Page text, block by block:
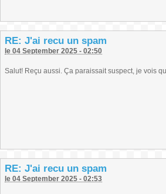
RE: J'ai recu un spam
le 04 September 2025 - 02:50
Salut! Reçu aussi. Ça paraissait suspect, je vois
RE: J'ai recu un spam
le 04 September 2025 - 02:53